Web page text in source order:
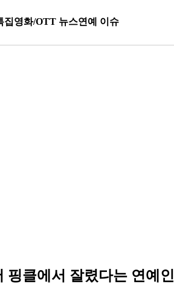
집영화/OTT 뉴스연예 이슈
핑클에서 잘렸다는 연예인